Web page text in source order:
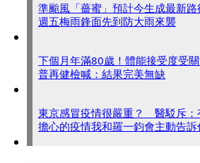
準颱風「薔蜜」預計今生成最新
週五梅雨鋒面先到防大雨來襲
下個月年滿80歲！體能接受度受
普再健檢喊：結果完美無缺
東京感冒疫情很嚴重？ 醫駁斥：
擔心的疫情我和羅一鈞會主動告訴